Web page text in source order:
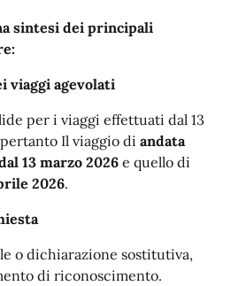
sintesi dei principali
viaggi agevolati
per i viaggi effettuati dal 13
Il viaggio di andata
13 marzo 2026 e quello di
2026.
o dichiarazione sostitutiva,
di riconoscimento.